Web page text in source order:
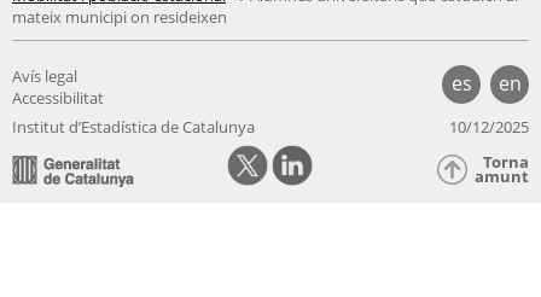
mateix municipi on resideixen
es en
Avís legal
Accessibilitat
Institut d’Estadística de Catalunya
10/12/2025
Torna
amunt